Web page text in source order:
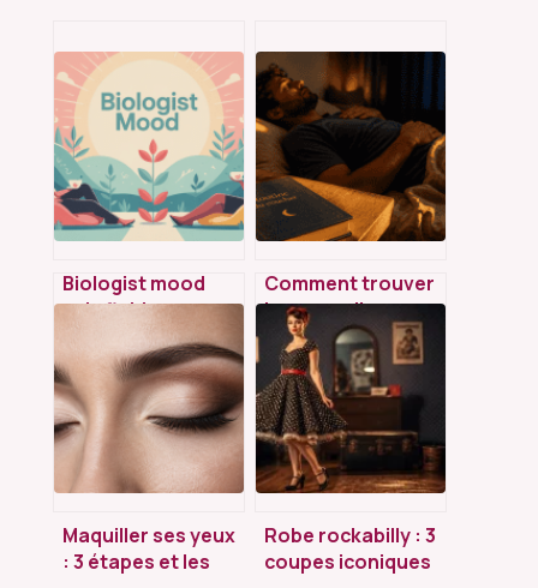
Biologist mood
avis fiables : ce
qu’il faut vraiment
savoir avant
d’essayer
Comment trouver
le sommeil
rapidement : 3
méthodes
naturelles pour
s’endormir sans
effort
Maquiller ses yeux
: 3 étapes et les
Robe rockabilly : 3
coupes iconiques